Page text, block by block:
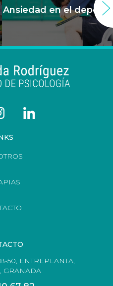
Ansiedad en el deporte
50, ENTREPLANTA,
GRANADA